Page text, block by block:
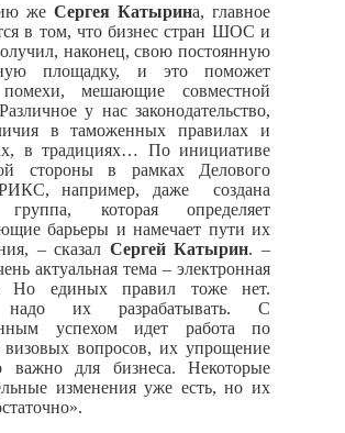
же Сергея Катырина, главное
в том, что бизнес стран ШОС и
наконец, свою постоянную
площадку, и это поможет
помехи, мешающие совместной
у нас законодательство,
в таможенных правилах и
в традициях… По инициативе
стороны в рамках Делового
например, даже создана
группа, которая определяет
барьеры и намечает пути их
– сказал Сергей Катырин. –
актуальная тема – электронная
Но единых правил тоже нет.
надо их разрабатывать. С
успехом идет работа по
вопросов, их упрощение
важно для бизнеса. Некоторые
изменения уже есть, но их